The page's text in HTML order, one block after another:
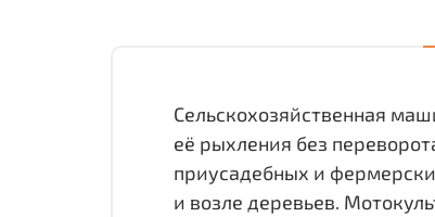
Сельскохозяйственная
её рыхления без
приусадебных и
и возле деревьев.